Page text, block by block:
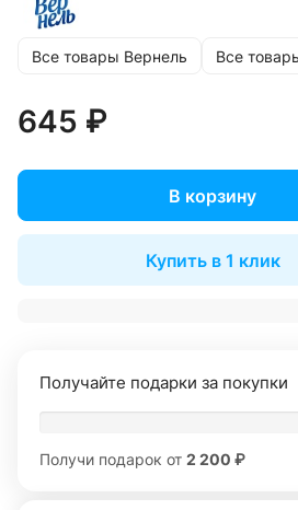
Все товары Вернель Все
645 ₽
В корзину
Купить в 1 клик
Получайте подарки за покупки
Получи подарок от 2 200 ₽